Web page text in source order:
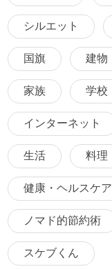
シルエット
国旗 建物
家族 学校
インターネット
生活 料理
健康・ヘルスケア
ノマド的節約術
スケブくん